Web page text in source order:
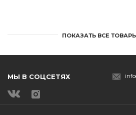
ПОКАЗАТЬ ВСЕ
МЫ В СОЦСЕТЯХ